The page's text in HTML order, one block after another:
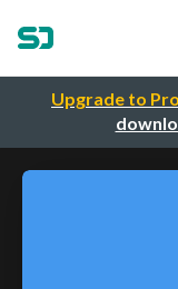
Upgrade to Pro